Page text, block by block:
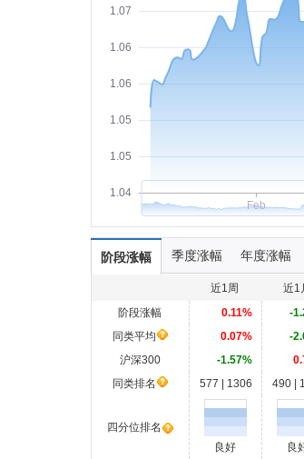
1.04
1.05
1.05
1.06
1.06
1.07
Feb
阶段涨幅 季度涨幅 年度涨幅
近1周 近1
阶段涨幅
0.11% -
同类平均
0.07% -
沪深300
-1.57%
同类排名
577 | 1306 490 |
四分位排名
良好
良